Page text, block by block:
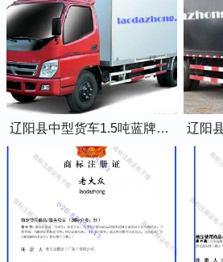
辽阳县中型货车1.5吨蓝牌4米2厢式货车